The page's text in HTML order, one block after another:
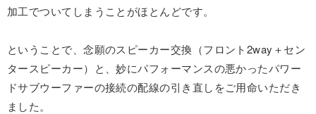
加工でついてしまうことがほとんどです。
ということで、念願のスピーカー交換（フロント2way＋セン
タースピーカー）と、妙にパフォーマンスの悪かったパワー
ドサブウーファーの接続の配線の引き直しをご用命いただき
ました。